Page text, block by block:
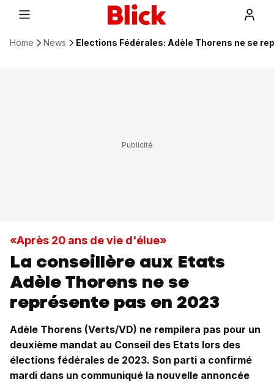
Home News Elections Fédérales: Adèle Thorens ne se
«Après 20 ans de vie d'élue»
La conseillère aux Etats
Adèle Thorens ne se
représente pas en 2023
Adèle Thorens (Verts/VD) ne rempilera pas pour un
deuxième mandat au Conseil des Etats lors des
élections fédérales de 2023. Son parti a confirmé
mardi dans un communiqué la nouvelle annoncée